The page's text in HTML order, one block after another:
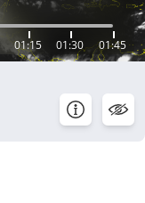
01:15 01:30 01:45